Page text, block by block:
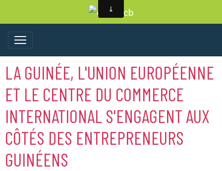
LA GUINÉE, L'UNION EUROPÉENNE
ET LE CENTRE DU COMMERCE
INTERNATIONAL S'ENGAGENT AUX
CÔTÉS DES ENTREPRENEURS
GUINÉENS